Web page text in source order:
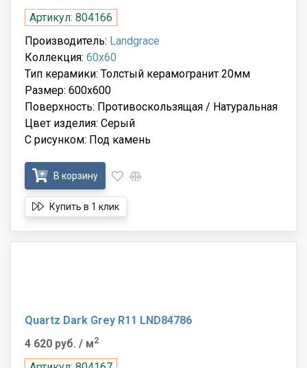
Артикул: 804166
Производитель: Landgrace
Коллекция: 60x60
Тип керамики: Толстый керамогранит 20мм
Размер: 600x600
Поверхность: Противоскользящая / Натуральная
Цвет изделия: Серый
С рисунком: Под камень
В корзину
Купить в 1 клик
Quartz Dark Grey R11 LND84786
4 620 руб. / м2